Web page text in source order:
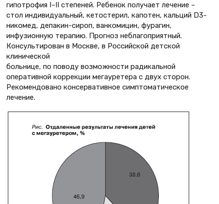
гипотрофия I–II степеней. Ребенок получает лечение –
стол индивидуальный, кетостерил, капотен, кальций D3-
никомед, депакин-сироп, ванкомицин, фурагин,
инфузионную терапию. Прогноз неблагоприятный.
Консультирован в Москве, в Российской детской
клинической
больнице, по поводу возможности радикальной
оперативной коррекции мегауретера с двух сторон.
Рекомендовано консервативное симптоматическое
лечение.